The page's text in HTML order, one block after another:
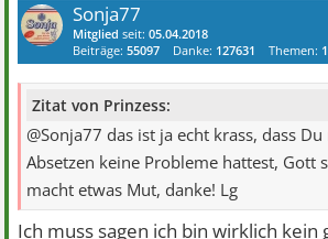
Sonja77
Mitglied seit:05.04.2018
Beiträge:55097 Danke: 127631 Themen:
Zitat von Prinzess:
@Sonja77 das ist ja echt krass, dass
Absetzen keine Probleme hattest, Gott
macht etwas Mut, danke! Lg
Ich muss sagen ich bin wirklich kein